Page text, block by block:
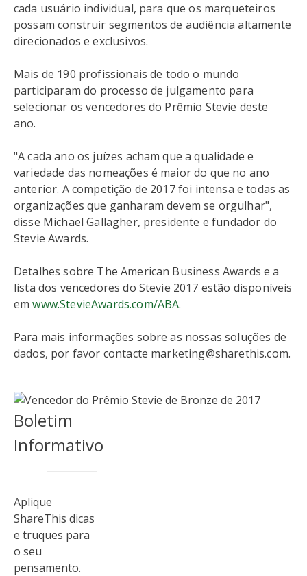
cada usuário individual, para que os marqueteiros
possam construir segmentos de audiência altamente
direcionados e exclusivos.
Mais de 190 profissionais de todo o mundo
participaram do processo de julgamento para
selecionar os vencedores do Prêmio Stevie deste
ano.
"A cada ano os juízes acham que a qualidade e
variedade das nomeações é maior do que no ano
anterior. A competição de 2017 foi intensa e todas as
organizações que ganharam devem se orgulhar",
disse Michael Gallagher, presidente e fundador do
Stevie Awards.
Detalhes sobre The American Business Awards e a
lista dos vencedores do Stevie 2017 estão disponíveis
emwww.StevieAwards.com/ABA.
Para mais informações sobre as nossas soluções de
dados, por favor contacte marketing@sharethis.com.
Boletim
Informativo
Aplique
ShareThis dicas
e truques para
o seu
pensamento.